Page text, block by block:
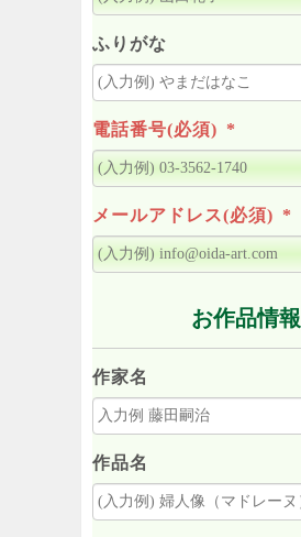
ふりがな
電話番号(必須) *
メールアドレス(必須) *
お作品情報
作家名
作品名